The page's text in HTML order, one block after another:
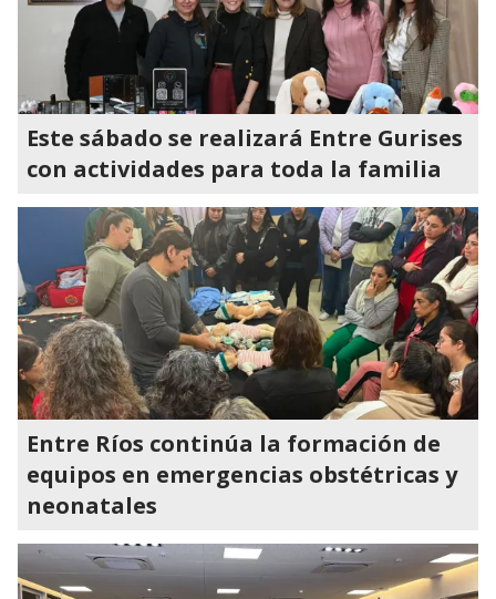
Este sábado se realizará Entre Gurises
con actividades para toda la familia
Entre Ríos continúa la formación de
equipos en emergencias obstétricas y
neonatales